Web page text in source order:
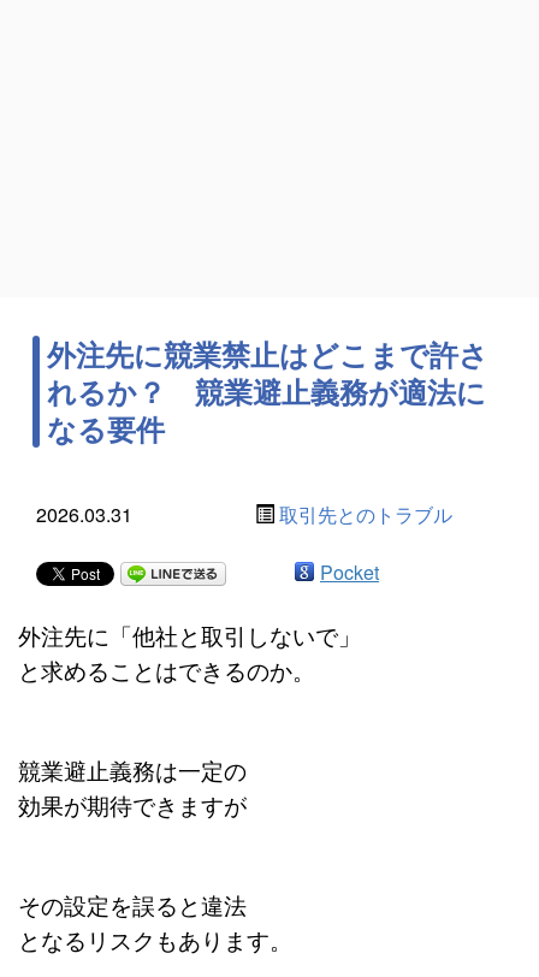
外注先に競業禁止はどこまで許さ
れるか？ 競業避止義務が適法に
なる要件
2026.03.31 取引先とのトラブル
Pocket
外注先に「他社と取引しないで」
と求めることはできるのか。
競業避止義務は一定の
効果が期待できますが
その設定を誤ると違法
となるリスクもあります。